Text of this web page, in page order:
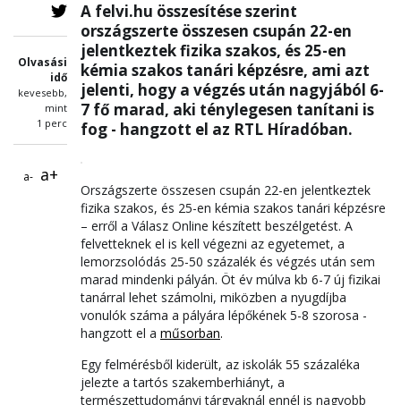
Olvasási
idő
kevesebb,
mint
1 perc
a- a+
A felvi.hu összesítése szerint
országszerte összesen csupán 22-en
jelentkeztek fizika szakos, és 25-en
kémia szakos tanári képzésre, ami azt
jelenti, hogy a végzés után nagyjából 6-
7 fő marad, aki ténylegesen tanítani is
fog - hangzott el az RTL Híradóban.
Országszerte összesen csupán 22-en jelentkeztek
fizika szakos, és 25-en kémia szakos tanári képzésre
– erről a Válasz Online készített beszélgetést. A
felvetteknek el is kell végezni az egyetemet, a
lemorzsolódás 25-50 százalék és végzés után sem
marad mindenki pályán. Öt év múlva kb 6-7 új fizikai
tanárral lehet számolni, miközben a nyugdíjba
vonulók száma a pályára lépőkének 5-8 szorosa -
hangzott el a műsorban.
Egy felmérésből kiderült, az iskolák 55 százaléka
jelezte a tartós szakemberhiányt, a
természettudományi tárgyaknál ennél is nagyobb